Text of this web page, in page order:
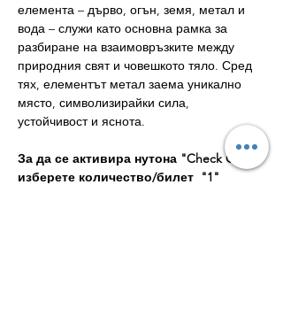
елемента – дърво, огън, земя, метал и
вода – служи като основна рамка за
разбиране на взаимовръзките между
природния свят и човешкото тяло. Сред
тях, елементът метал заема уникално
място, символизирайки сила,
устойчивост и яснота.
За да се активира нутона "Check Out"
изберете количество/билет  "1"